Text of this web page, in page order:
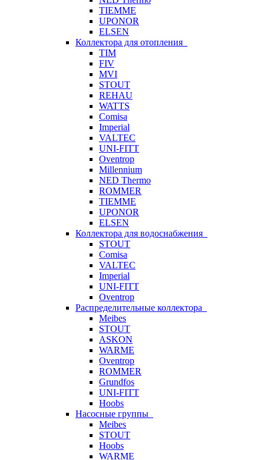
TIEMME
UPONOR
ELSEN
Коллектора для отопления
TIM
FIV
MVI
STOUT
REHAU
WATTS
Comisa
Imperial
VALTEC
UNI-FITT
Oventrop
Millennium
NED Thermo
ROMMER
TIEMME
UPONOR
ELSEN
Коллектора для водоснабжения
STOUT
Comisa
VALTEC
Imperial
UNI-FITT
Oventrop
Распределительные коллектора
Meibes
STOUT
ASKON
WARME
Oventrop
ROMMER
Grundfos
UNI-FITT
Hoobs
Насосные группы
Meibes
STOUT
Hoobs
WARME